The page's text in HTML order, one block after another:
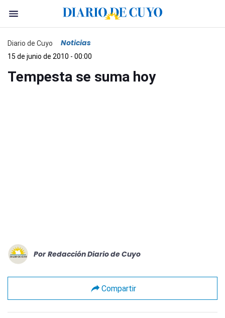
Diario de Cuyo Noticias
15 de junio de 2010 - 00:00
Tempesta se suma hoy
Por Redacción Diario de Cuyo
Compartir